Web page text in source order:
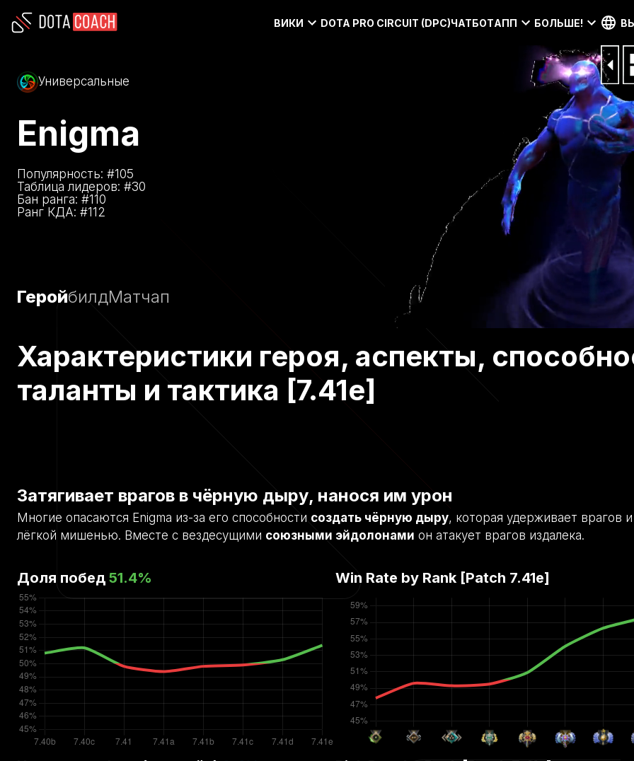
ВИКИ DOTA PRO CIRCUIT (DPC)ЧАТБОТАПП БОЛЬШЕ!
Универсальные
Enigma
Популярность: #105
Таблица лидеров: #30
Бан ранга: #110
Ранг КДА: #112
ГеройбилдМатчап
Характеристики героя, аспекты,
таланты и тактика [7.41e]
Затягивает врагов в чёрную дыру, нанося им урон
Многие опасаются Enigma из-за его способности создать чёрную дыру, которая удерживает врагов
лёгкой мишенью. Вместе с вездесущими союзными эйдолонами он атакует врагов издалека.
Доля побед 51.4% Win Rate by Rank [Patch 7.41e]